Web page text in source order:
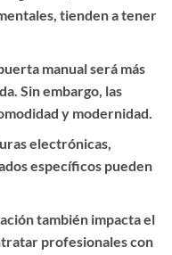
tienden a tener
manual será más
Sin embargo, las
y modernidad.
electrónicas,
específicos pueden
también impacta el
profesionales con